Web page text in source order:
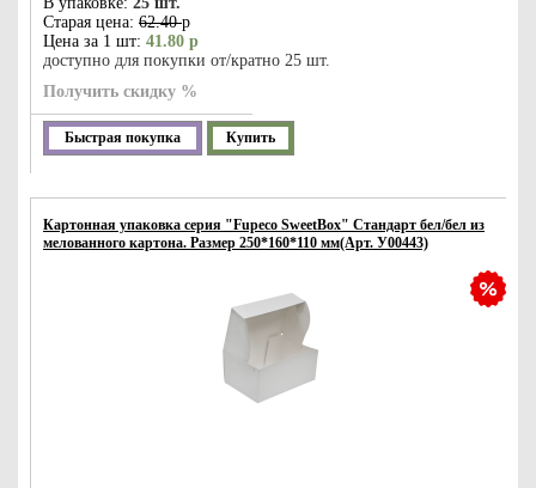
Старая цена: 62.40р
Цена за 1 шт: 41.80 р
доступно для покупки от/кратно 25 шт.
Получить скидку %
Быстрая покупка Купить
Картонная упаковка серия "Fupeco SweetBox" Стандарт бел/бел из
мелованного картона. Размер 250*160*110 мм(Арт. У00443)